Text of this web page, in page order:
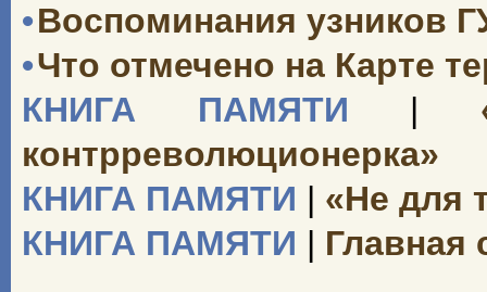
•Воспоминания узников
•Что отмечено на Карте
КНИГА ПАМЯТИ
|
контрреволюционерка»
КНИГА ПАМЯТИ | «Не для
КНИГА ПАМЯТИ | Главная